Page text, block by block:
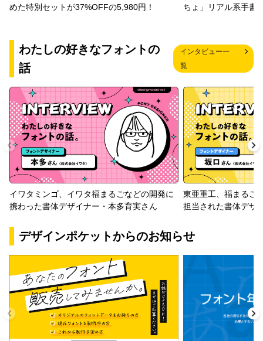
めた特別セットが37%OFFの5,980円！
ちょ」リアル系手書
わたしの好きなフォントの
話
インタビュー一
覧
イワタミンゴ、イワタ福まるごなどの開発に
携わった書体デザイナー・本多育実さん
東亜重工、福まるご
担当された書体デザ
デザインポケットからのお知らせ